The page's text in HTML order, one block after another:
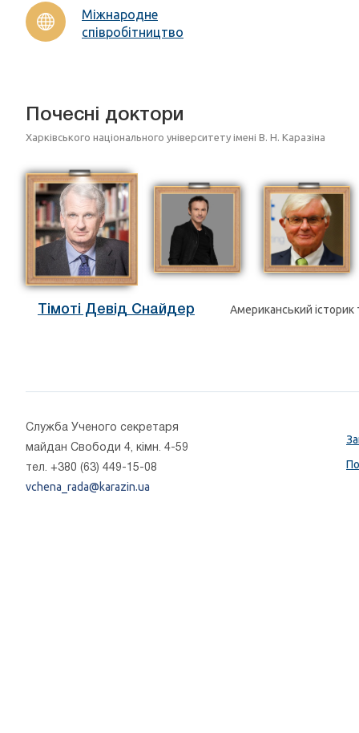
Міжнародне
співробітництво
Почесні доктори
Харківського національного університету імені В. Н. Каразіна
Тімоті Девід Снайдер Американський
Cлужба Ученого секретаря
майдан Свободи 4, кімн. 4-59
тел. +380 (63) 449-15-08
vchena_rada@karazin.ua